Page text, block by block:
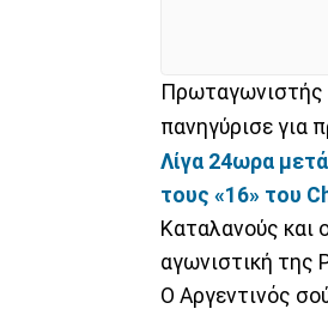
Πρωταγωνιστής
πανηγύρισε για
Λίγα 24ωρα
τους «16» του
Καταλανούς και
αγωνιστική της
Ο Αργεντινός